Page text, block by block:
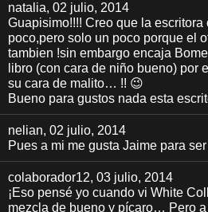
natalia, 02 julio, 2014
Guapisimo!!!! Creo que la
poco,pero solo un poco porque el
tambien !sin embargo encaja
libro (con cara de niño bueno) por
su cara de malito… !! 😉
Bueno para gustos nada esta
nelian, 02 julio, 2014
Pues a mi me gusta Jaime para
colaborador12, 03 julio, 2014
¡Eso pensé yo cuando vi White
mezcla de bueno y pícaro… Pero